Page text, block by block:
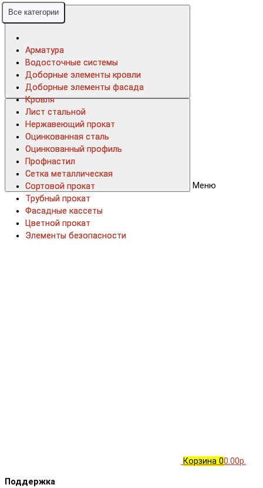
Меню
Корзина 00.00р.
Поддержка
Все категории
Арматура
Водосточные системы
Доборные элементы кровли
Доборные элементы фасада
Кровля
Лист стальной
Нержавеющий прокат
Оцинкованная сталь
Оцинкованный профиль
Профнастил
Сетка металлическая
Сортовой прокат
Трубный прокат
Фасадные кассеты
Цветной прокат
Элементы безопасности
Все категории
Арматура
Водосточные системы
Доборные элементы кровли
Доборные элементы фасада
Кровля
Лист стальной
Нержавеющий прокат
Оцинкованная сталь
Оцинкованный профиль
Профнастил
Сетка металлическая
Сортовой прокат
Трубный прокат
Фасадные кассеты
Цветной прокат
Элементы безопасности